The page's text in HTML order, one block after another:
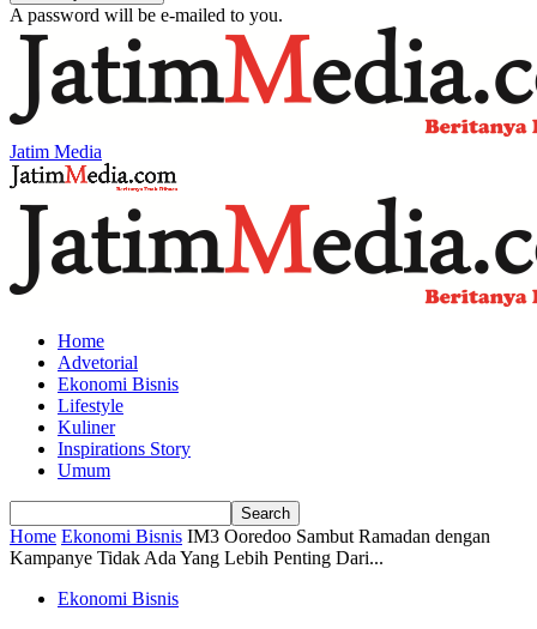
A password will be e-mailed to you.
Jatim Media
Home
Advetorial
Ekonomi Bisnis
Lifestyle
Kuliner
Inspirations Story
Umum
Home Ekonomi Bisnis IM3 Ooredoo Sambut Ramadan dengan
Kampanye Tidak Ada Yang Lebih Penting Dari...
Ekonomi Bisnis